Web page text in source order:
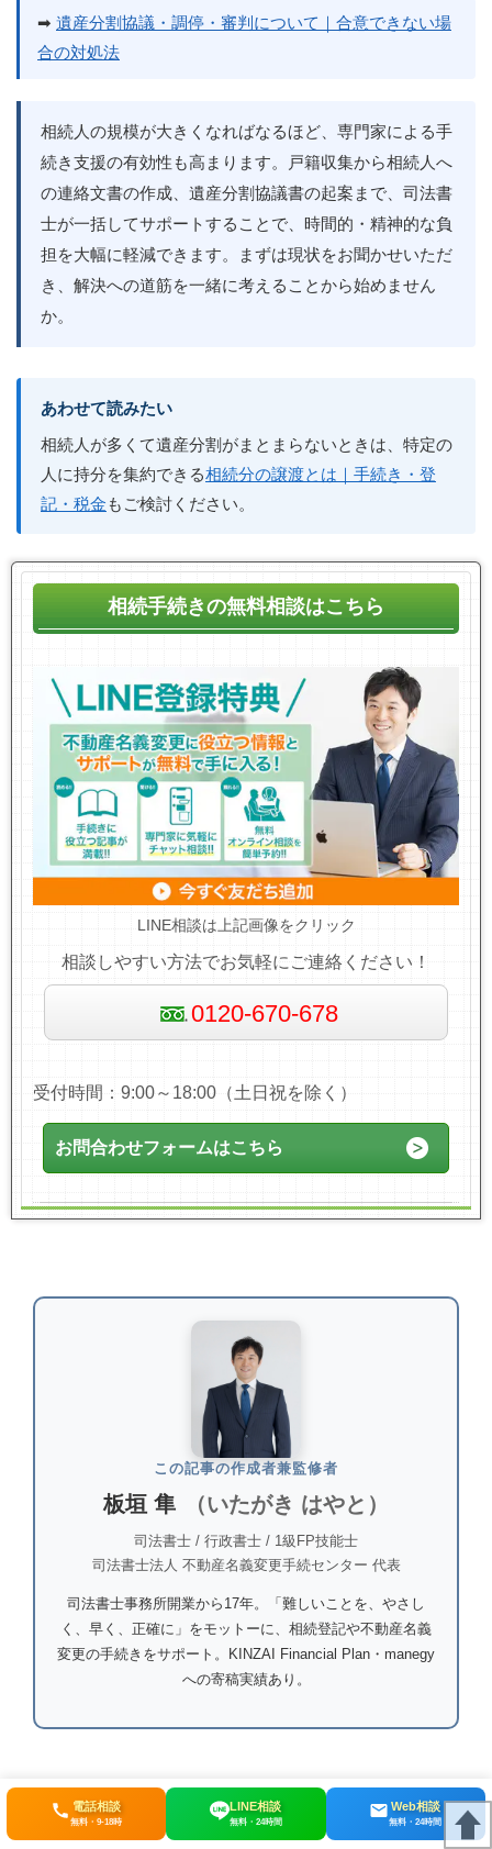
➡ 遺産分割協議・調停・審判について｜合意できない場
合の対処法
相続人の規模が大きくなればなるほど、専門家による手
続き支援の有効性も高まります。戸籍収集から相続人へ
の連絡文書の作成、遺産分割協議書の起案まで、司法書
士が一括してサポートすることで、時間的・精神的な負
担を大幅に軽減できます。まずは現状をお聞かせいただ
き、解決への道筋を一緒に考えることから始めません
か。
あわせて読みたい
相続人が多くて遺産分割がまとまらないときは、特定の
人に持分を集約できる相続分の譲渡とは｜手続き・登
記・税金 もご検討ください。
相続手続きの無料相談はこちら
LINE相談は上記画像をクリック
相談しやすい方法でお気軽にご連絡ください！
0120-670-678
受付時間：9:00～18:00（土日祝を除く）
お問合わせフォームはこちら
この記事の作成者兼監修者
板垣 隼 （いたがき はやと）
司法書士 / 行政書士 / 1級FP技能士
司法書士法人 不動産名義変更手続センター 代表
司法書士事務所開業から17年。「難しいことを、やさし
く、早く、正確に」をモットーに、相続登記や不動産名義
変更の手続きをサポート。KINZAI Financial Plan・manegy
への寄稿実績あり。
電話相談
無料・9-18時
LINE相談
無料・24時間
Web相談
無料・24時間